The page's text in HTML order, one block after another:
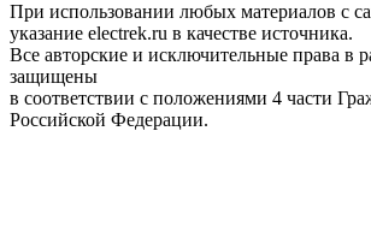
При использовании любых материалов с
указание electrek.ru в качестве источника.
Все авторские и исключительные права в
защищены
в соответствии с положениями 4 части
Российской Федерации.